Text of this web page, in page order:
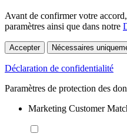
Avant de confirmer votre
paramètres ainsi que dans notre
Accepter Nécessaires
Déclaration de confidentialité
Paramètres de protection des
Marketing Customer